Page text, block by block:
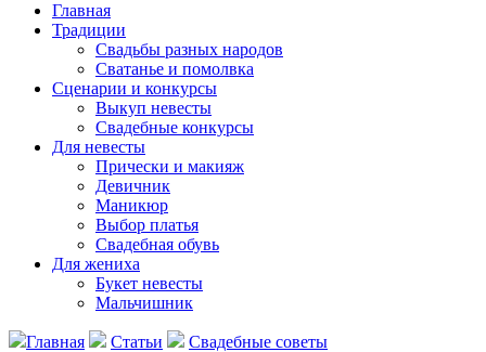
Главная
Традиции
Свадьбы разных народов
Сватанье и помолвка
Сценарии и конкурсы
Выкуп невесты
Свадебные конкурсы
Для невесты
Прически и макияж
Девичник
Маникюр
Выбор платья
Свадебная обувь
Для жениха
Букет невесты
Мальчишник
Главная Статьи Свадебные советы